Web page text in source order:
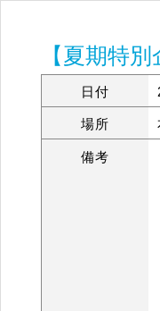
【夏期特
日付
場所
備考